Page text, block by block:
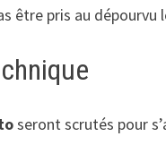
être pris au
seront scrutés pour